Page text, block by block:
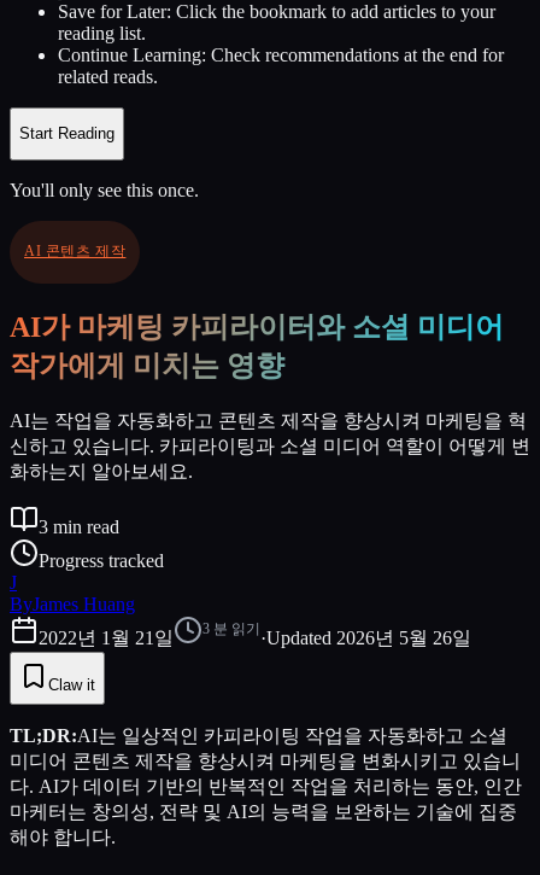
Save for Later: Click the bookmark to add articles to your
reading list.
Continue Learning: Check recommendations at the end for
related reads.
Start Reading
You'll only see this once.
AI 콘텐츠 제작
AI가 마케팅 카피라이터와 소셜 미디어
작가에게 미치는 영향
AI는 작업을 자동화하고 콘텐츠 제작을 향상시켜 마케팅을 혁
신하고 있습니다. 카피라이팅과 소셜 미디어 역할이 어떻게 변
화하는지 알아보세요.
3 min read
Progress tracked
J
ByJames Huang
2022년 1월 21일
3 분 읽기 ·Updated 2026년 5월 26일
Claw it
TL;DR:AI는 일상적인 카피라이팅 작업을 자동화하고 소셜
미디어 콘텐츠 제작을 향상시켜 마케팅을 변화시키고 있습니
다. AI가 데이터 기반의 반복적인 작업을 처리하는 동안, 인간
마케터는 창의성, 전략 및 AI의 능력을 보완하는 기술에 집중
해야 합니다.